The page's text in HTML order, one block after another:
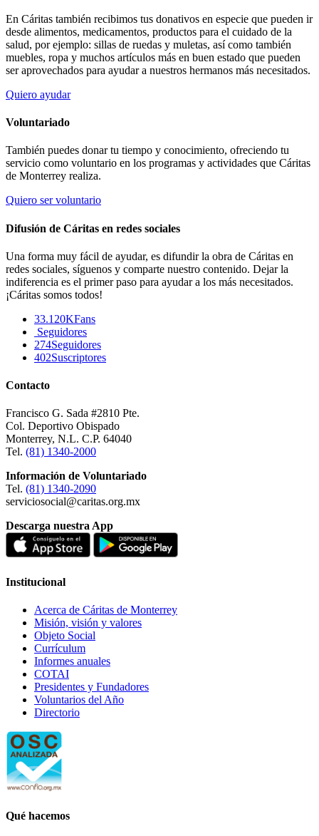
En Cáritas también recibimos tus donativos en especie que pueden ir
desde alimentos, medicamentos, productos para el cuidado de la
salud, por ejemplo: sillas de ruedas y muletas, así como también
muebles, ropa y muchos artículos más en buen estado que pueden
ser aprovechados para ayudar a nuestros hermanos más necesitados.
Quiero ayudar
Voluntariado
También puedes donar tu tiempo y conocimiento, ofreciendo tu
servicio como voluntario en los programas y actividades que Cáritas
de Monterrey realiza.
Quiero ser voluntario
Difusión de Cáritas en redes sociales
Una forma muy fácil de ayudar, es difundir la obra de Cáritas en
redes sociales, síguenos y comparte nuestro contenido. Dejar la
indiferencia es el primer paso para ayudar a los más necesitados.
¡Cáritas somos todos!
33.120KFans
Seguidores
274Seguidores
402Suscriptores
Contacto
Francisco G. Sada #2810 Pte.
Col. Deportivo Obispado
Monterrey, N.L. C.P. 64040
Tel. (81) 1340-2000
Información de Voluntariado
Tel. (81) 1340-2090
serviciosocial@caritas.org.mx
Descarga nuestra App
Institucional
Acerca de Cáritas de Monterrey
Misión, visión y valores
Objeto Social
Currículum
Informes anuales
COTAI
Presidentes y Fundadores
Voluntarios del Año
Directorio
Qué hacemos